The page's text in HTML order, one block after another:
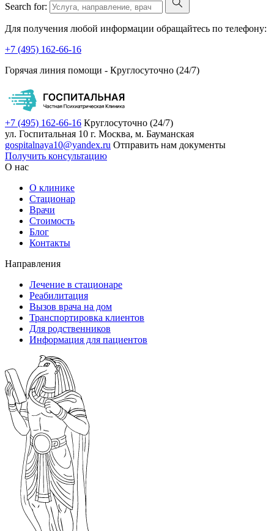
Search for:
Для получения любой информации обращайтесь по телефону:
+7 (495) 162-66-16
Горячая линия помощи - Круглосуточно (24/7)
+7 (495) 162-66-16 Круглосуточно (24/7)
ул. Госпитальная 10 г. Москва, м. Бауманская
gospitalnaya10@yandex.ru Отправить нам документы
Получить консультацию
О нас
О клинике
Стационар
Врачи
Стоимость
Блог
Контакты
Направления
Лечение в стационаре
Реабилитация
Вызов врача на дом
Транспортировка клиентов
Для родственников
Информация для пациентов